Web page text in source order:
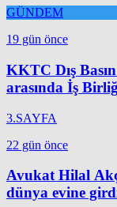
GÜNDEM
19 gün önce
KKTC Dış
arasında İş
3.SAYFA
22 gün önce
Avukat Hilal
dünya evine